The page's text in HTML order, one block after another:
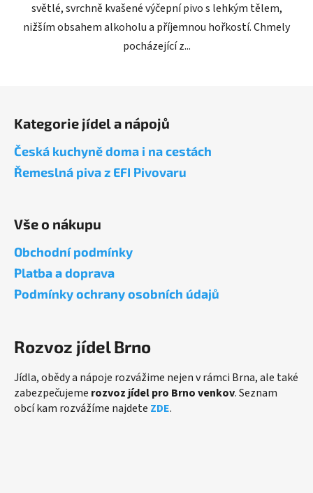
světlé, svrchně kvašené výčepní pivo s lehkým tělem,
nižším obsahem alkoholu a příjemnou hořkostí. Chmely
pocházející z...
Kategorie jídel a nápojů
Česká kuchyně doma i na cestách
Řemeslná piva z EFI Pivovaru
Vše o nákupu
Obchodní podmínky
Platba a doprava
Podmínky ochrany osobních údajů
Rozvoz jídel Brno
Jídla, obědy a nápoje rozvážime nejen v rámci Brna, ale také
zabezpečujeme rozvoz jídel pro Brno venkov. Seznam
obcí kam rozvážíme najdete ZDE.